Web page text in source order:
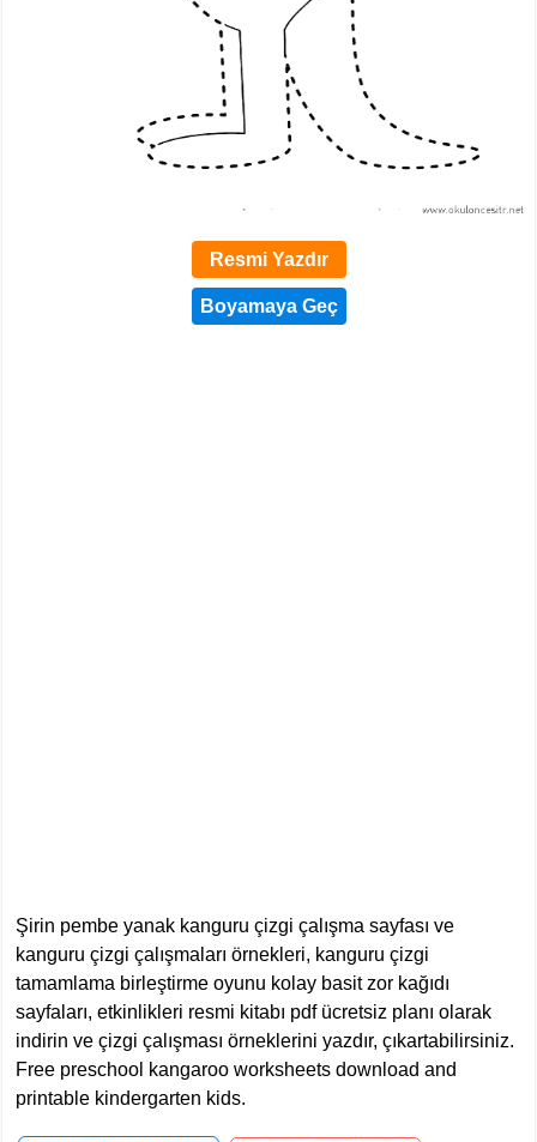
Resmi Yazdır
Şirin pembe yanak kanguru çizgi çalışma sayfası ve
kanguru çizgi çalışmaları örnekleri, kanguru çizgi
tamamlama birleştirme oyunu kolay basit zor kağıdı
sayfaları, etkinlikleri resmi kitabı pdf ücretsiz planı olarak
indirin ve çizgi çalışması örneklerini yazdır, çıkartabilirsiniz.
Free preschool kangaroo worksheets download and
printable kindergarten kids.